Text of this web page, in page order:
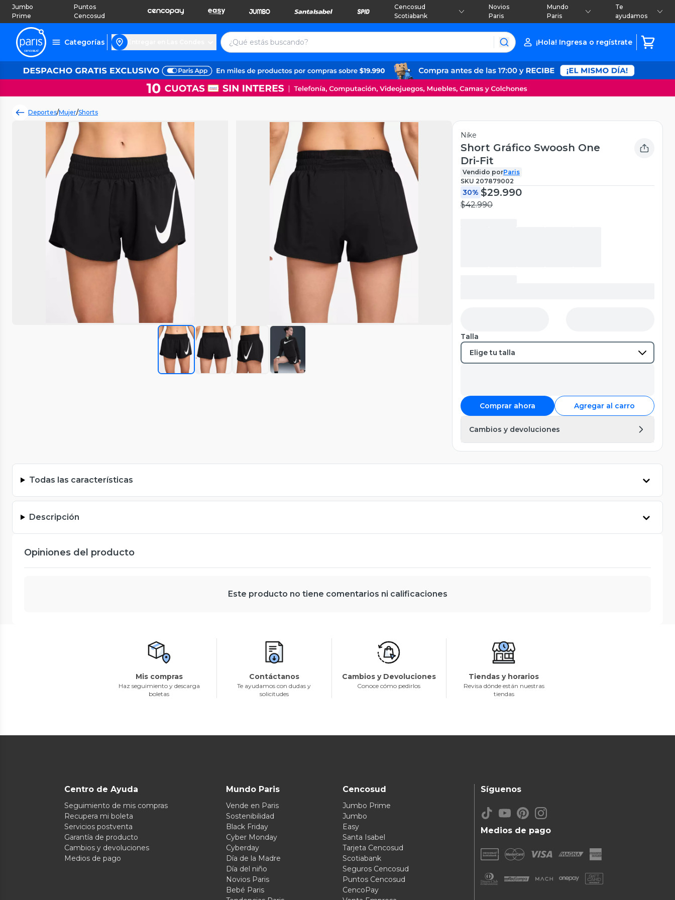
Jumbo
Prime
Puntos
Cencosud
Cencosud
Scotiabank
Novios
Paris
Mundo
Paris
Te
ayudamos
Categorías ¡Hola! Ingresa o regístrate
Deportes/Mujer/Shorts
Nike
Short Gráfico Swoosh One
Dri-Fit
Vendido porParis
SKU 207879002
30% $29.990
$42.990
Talla
Comprar ahora Agregar al carro
Cambios y devoluciones
Todas las características
Descripción
Opiniones del producto
Este producto no tiene comentarios ni calificaciones
Mis compras
Haz seguimiento y descarga
boletas
Contáctanos
Te ayudamos con dudas y
solicitudes
Cambios y Devoluciones
Conoce cómo pedirlos
Tiendas y horarios
Revisa dónde están nuestras
tiendas
Centro de Ayuda
Seguimiento de mis compras
Recupera mi boleta
Servicios postventa
Garantía de producto
Cambios y devoluciones
Medios de pago
Mundo Paris
Vende en Paris
Sostenibilidad
Black Friday
Cyber Monday
Cyberday
Día de la Madre
Día del niño
Novios Paris
Bebé Paris
Cencosud
Jumbo Prime
Jumbo
Easy
Santa Isabel
Tarjeta Cencosud
Scotiabank
Seguros Cencosud
Puntos Cencosud
CencoPay
Medios de pago
Síguenos